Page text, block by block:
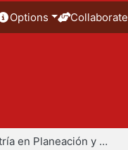
Options Collaborate
Maestría en Planeación y Políticas Metropolitanas